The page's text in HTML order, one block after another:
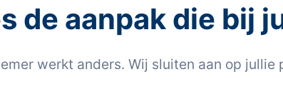
de aanpak die bij
werkt anders. Wij sluiten aan op jullie